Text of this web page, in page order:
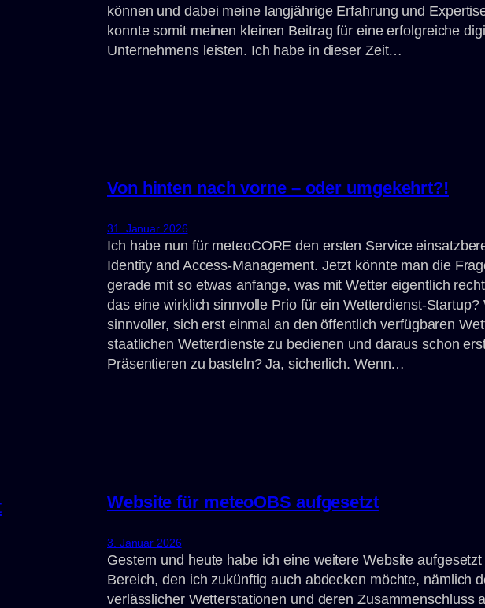
können und dabei meine langjährige Erfahrung und
konnte somit meinen kleinen Beitrag für eine erfolgreiche
Unternehmens leisten. Ich habe in dieser Zeit…
Von hinten nach vorne – oder umgekehrt?!
31. Januar 2026
Ich habe nun für meteoCORE den ersten Service
Identity and Access-Management. Jetzt könnte man die
gerade mit so etwas anfange, was mit Wetter eigentlich
das eine wirklich sinnvolle Prio für ein Wetterdienst-Startup?
sinnvoller, sich erst einmal an den öffentlich verfügbaren
staatlichen Wetterdienste zu bedienen und daraus schon
Präsentieren zu basteln? Ja, sicherlich. Wenn…
Website für meteoOBS aufgesetzt
3. Januar 2026
Gestern und heute habe ich eine weitere Website
Bereich, den ich zukünftig auch abdecken möchte, nämlich
verlässlicher Wetterstationen und deren Zusammenschluss